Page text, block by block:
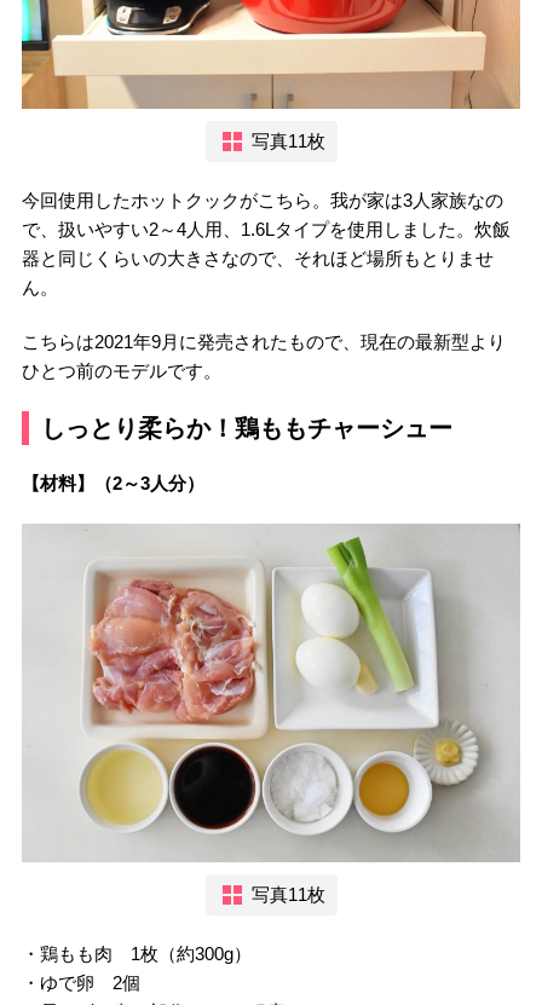
写真11枚
今回使用したホットクックがこちら。我が家は3人家族なの
で、扱いやすい2～4人用、1.6Lタイプを使用しました。炊飯
器と同じくらいの大きさなので、それほど場所もとりませ
ん。
こちらは2021年9月に発売されたもので、現在の最新型より
ひとつ前のモデルです。
しっとり柔らか！鶏ももチャーシュー
【材料】（2～3人分）
写真11枚
・鶏もも肉 1枚（約300g）
・ゆで卵 2個